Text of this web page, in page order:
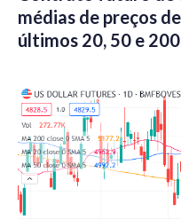
médias de preços
últimos 20, 50 e